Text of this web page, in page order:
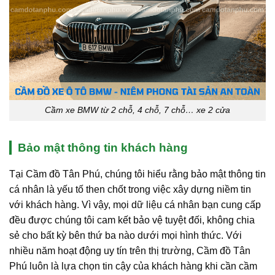
Cầm xe BMW từ 2 chỗ, 4 chỗ, 7 chỗ… xe 2 cửa
Bảo mật thông tin khách hàng
Tại Cầm đồ Tân Phú, chúng tôi hiểu rằng bảo mật thông tin
cá nhân là yếu tố then chốt trong việc xây dựng niềm tin
với khách hàng. Vì vậy, mọi dữ liệu cá nhân bạn cung cấp
đều được chúng tôi cam kết bảo vệ tuyệt đối, không chia
sẻ cho bất kỳ bên thứ ba nào dưới mọi hình thức. Với
nhiều năm hoạt động uy tín trên thị trường, Cầm đồ Tân
Phú luôn là lựa chọn tin cậy của khách hàng khi cần cầm